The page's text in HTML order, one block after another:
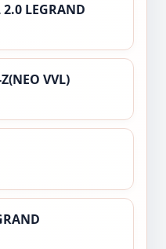
LEGRAND
VVL)